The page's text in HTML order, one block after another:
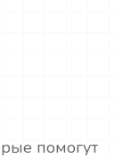
помогут